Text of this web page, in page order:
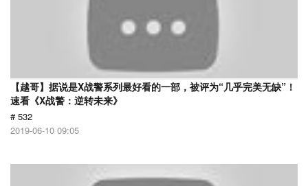
【越哥】据说是X战警系列最好看的一部，被评为“几乎完美无缺”！
速看《X战警：逆转未来》
# 532
2019-06-10 09:05